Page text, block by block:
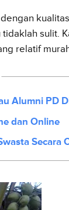
sulit.
relatif
Alumni PD
dan Online
Secara